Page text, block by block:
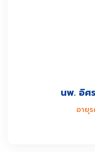
นพ. อิศ
อายุ